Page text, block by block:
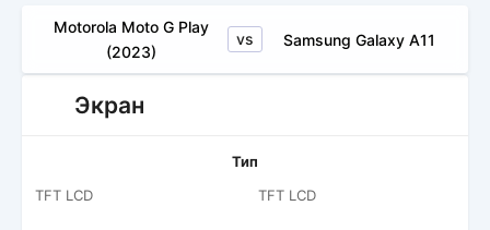
Motorola Moto G Play
(2023)
vs Samsung Galaxy A11
Экран
Тип
TFT LCD
TFT LCD